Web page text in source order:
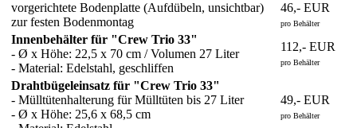
vorgerichtete Bodenplatte (Aufdübeln, unsichtbar)
zur festen Bodenmontag
46,- EUR
pro Behälter
Innenbehälter für "Crew Trio 33"
- Ø x Höhe: 22,5 x 70 cm / Volumen 27 Liter
- Material: Edelstahl, geschliffen
112,- EUR
pro Behälter
Drahtbügeleinsatz für "Crew Trio 33"
- Mülltütenhalterung für Mülltüten bis 27 Liter
- Ø x Höhe: 25,6 x 68,5 cm
49,- EUR
pro Behälter